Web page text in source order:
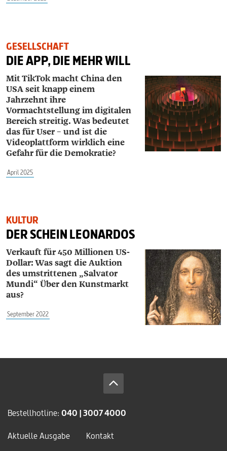
GESELLSCHAFT
DIE APP, DIE MEHR WILL
Mit TikTok macht China den
USA seit knapp einem
Jahrzehnt ihre
Vormachtstellung im digitalen
Bereichstreitig. Was bedeutet
das für User – und ist die
Videoplattformwirklich eine
Gefahr für die Demokratie?
April 2025
KULTUR
DER SCHEIN LEONARDOS
Verkauft für 450 Millionen US-
Dollar: Was sagt die Auktion
des umstrittenen „Salvator
Mundi“ Über den Kunstmarkt
aus?
September 2022
Bestellhotline: 040 | 3007 4000
Aktuelle Ausgabe
Kontakt